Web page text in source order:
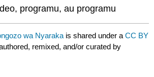
programu, au programu
wa Nyaraka is shared under aCC BY
remixed, and/or curated by